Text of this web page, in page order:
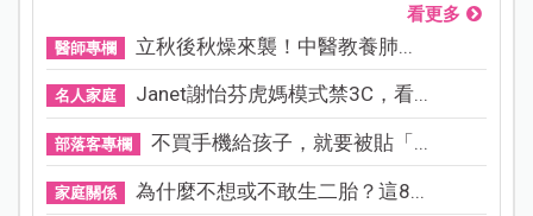
看更多
醫師專欄 立秋後秋燥來襲！中醫教養肺...
名人家庭 Janet謝怡芬虎媽模式禁3C，看...
部落客專欄 不買手機給孩子，就要被貼「...
家庭關係 為什麼不想或不敢生二胎？這8...